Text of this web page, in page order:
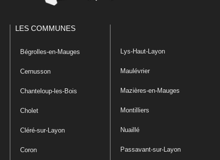
LES COMMUNES
Bégrolles-en-Mauges
Cernusson
Chanteloup-les-Bois
Cholet
Cléré-sur-Layon
Coron
Lys-Haut-Layon
Maulévrier
Mazières-en-Mauges
Montilliers
Nuaillé
Passavant-sur-Layon